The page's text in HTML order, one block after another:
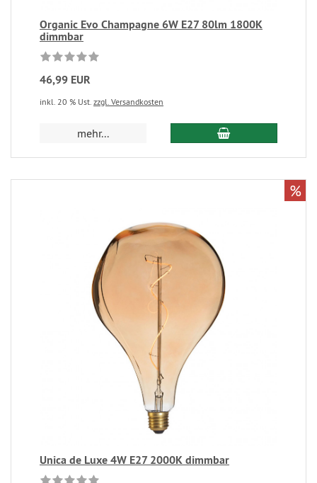
Organic Evo Champagne 6W E27 80lm 1800K
dimmbar
46,99 EUR
inkl. 20 % Ust. zzgl. Versandkosten
mehr...
Unica de Luxe 4W E27 2000K dimmbar
%